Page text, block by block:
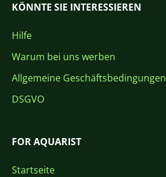
KÖNNTE SIE INTERESSIEREN
Hilfe
Warum bei uns werben
Allgemeine Geschäftsbedingungen
DSGVO
FOR AQUARIST
Startseite